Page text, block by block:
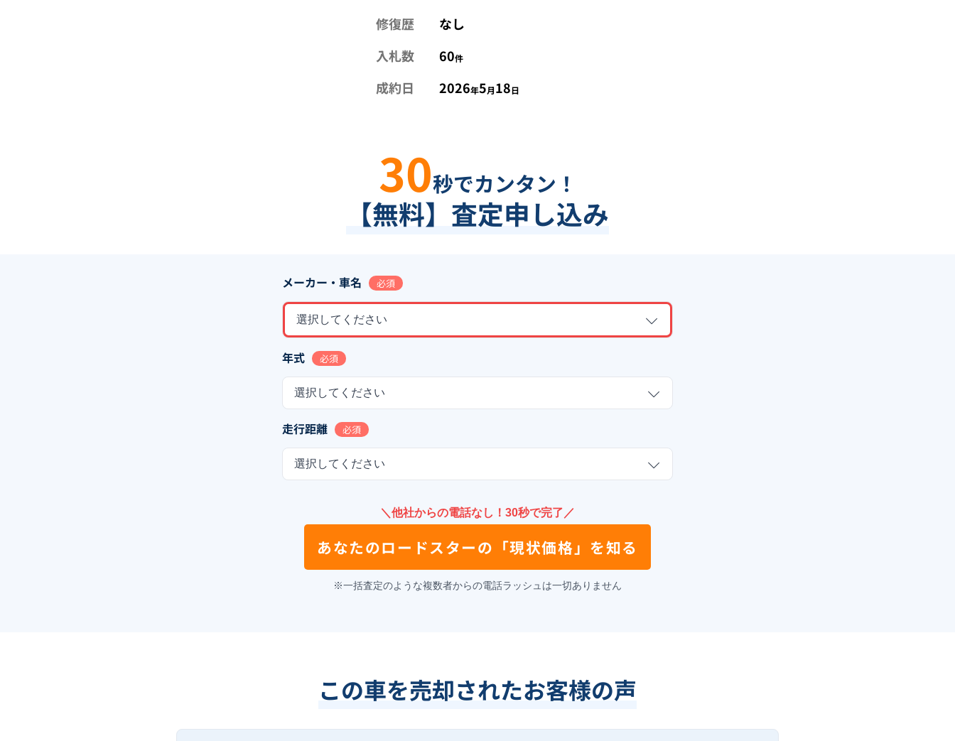
修復歴
なし
入札数
60件
成約日 2026年5月18日
30秒でカンタン！
【無料】査定申し込み
メーカー・車名 必須
選択してください
年式 必須
選択してください
走行距離 必須
選択してください
＼他社からの電話なし！30秒で完了／
あなたのロードスターの 「現状価格」を知る
※一括査定のような複数者からの電話ラッシュは一切ありません
この車を売却されたお客様の声